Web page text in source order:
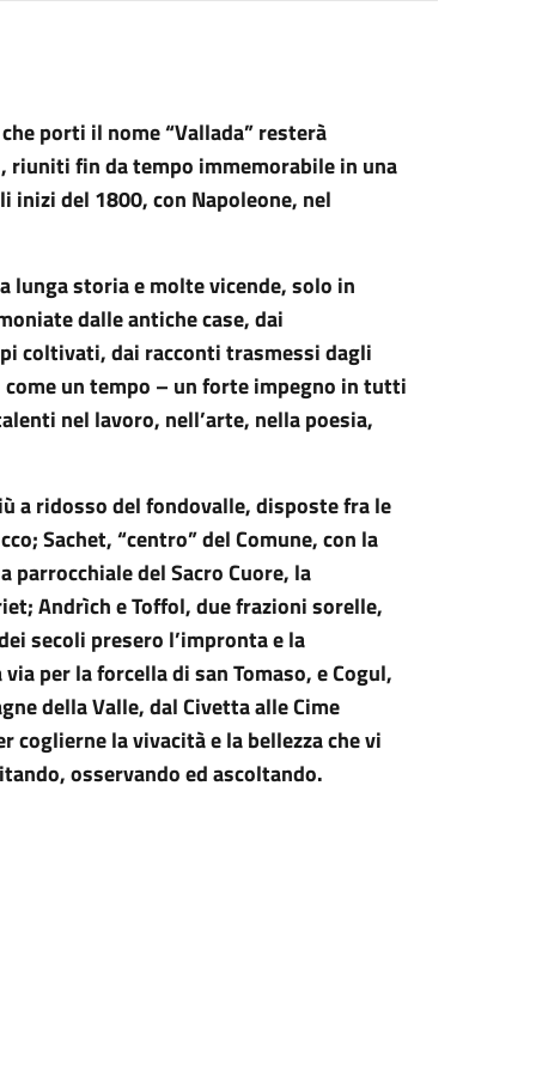
porti il nome “Vallada” resterà
fin da tempo immemorabile in una
inizi del 1800, con Napoleone, nel
lunga storia e molte vicende, solo in
dalle antiche case, dai
coltivati, dai racconti trasmessi dagli
un tempo – un forte impegno in tutti
nel lavoro, nell’arte, nella poesia,
a ridosso del fondovalle, disposte fra le
Sachet, “centro” del Comune, con la
parrocchiale del Sacro Cuore, la
Andrìch e Toffol, due frazioni sorelle,
secoli presero l’impronta e la
per la forcella di san Tomaso, e Cogul,
della Valle, dal Civetta alle Cime
coglierne la vivacità e la bellezza che vi
osservando ed ascoltando.